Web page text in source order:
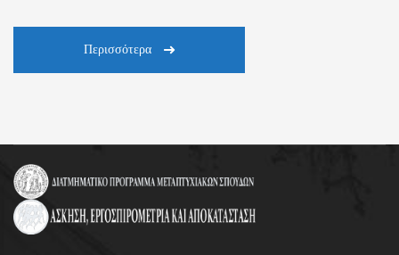
Περισσότερα